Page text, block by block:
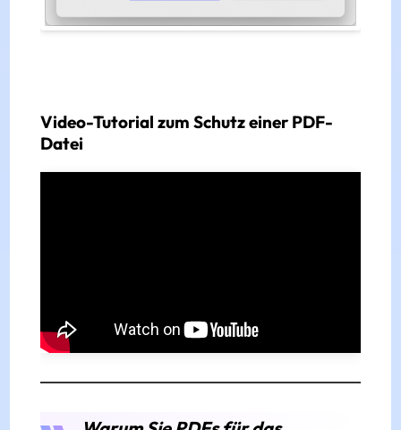
Video-Tutorial zum Schutz einer PDF-
Datei